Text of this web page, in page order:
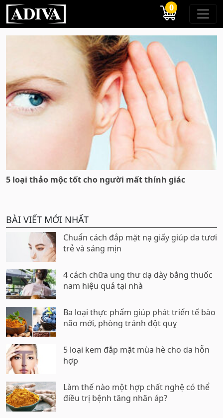
0
5 loại thảo mộc tốt cho người mất thính giác
BÀI VIẾT MỚI NHẤT
Chuẩn cách đắp mặt nạ giấy giúp da tươi
trẻ và sáng mịn
4 cách chữa ung thư dạ dày bằng thuốc
nam hiệu quả tại nhà
Ba loại thực phẩm giúp phát triển tế bào
não mới, phòng tránh đột quỵ
5 loại kem đắp mặt mùa hè cho da hỗn
hợp
Làm thế nào một hợp chất nghệ có thể
điều trị bệnh tăng nhãn áp?